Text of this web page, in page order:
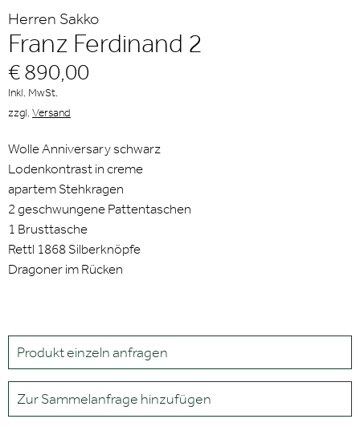
Herren Sakko
Franz Ferdinand 2
€ 890,00
Inkl. MwSt.
zzgl. Versand
Wolle Anniversary schwarz
Lodenkontrast in creme
apartem Stehkragen
2 geschwungene Pattentaschen
1 Brusttasche
Rettl 1868 Silberknöpfe
Dragoner im Rücken
Produkt einzeln anfragen
Zur Sammelanfrage hinzufügen